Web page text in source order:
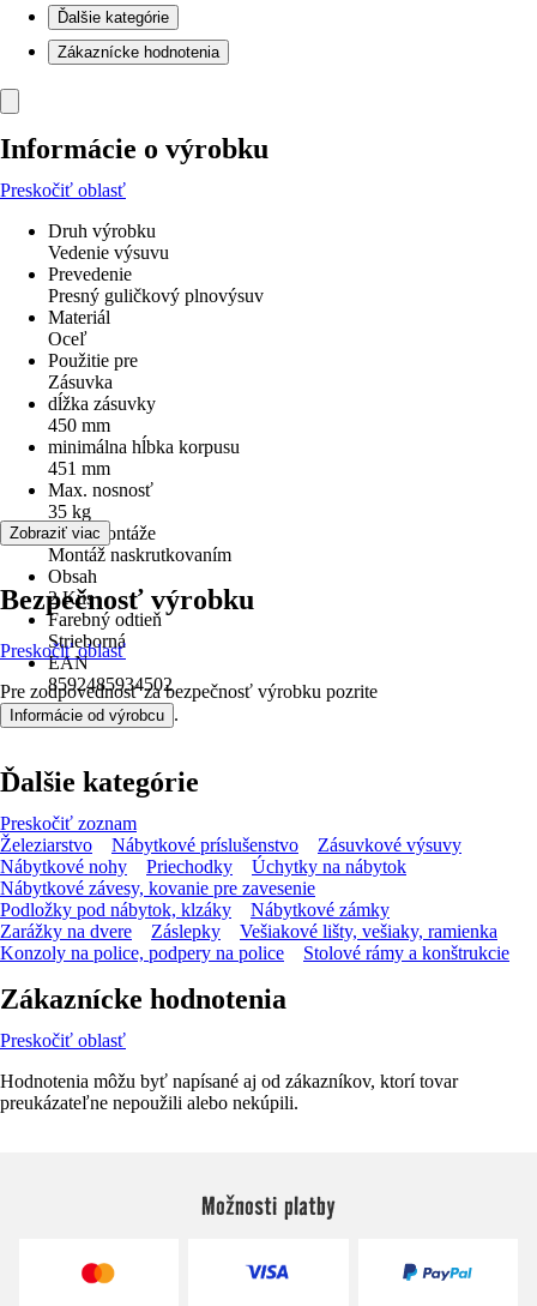
Ďalšie kategórie
Zákaznícke hodnotenia
Informácie o výrobku
Preskočiť oblasť
Druh výrobku
Vedenie výsuvu
Prevedenie
Presný guličkový plnovýsuv
Materiál
Oceľ
Použitie pre
Zásuvka
dĺžka zásuvky
450 mm
minimálna hĺbka korpusu
451 mm
Max. nosnosť
35 kg
Druh montáže
Montáž naskrutkovaním
Obsah
2 Kus
Farebný odtieň
Strieborná
EAN
8592485934502
Zobraziť viac
Bezpečnosť výrobku
Preskočiť oblasť
Pre zodpovednosť za bezpečnosť výrobku pozrite
Informácie od výrobcu .
Ďalšie kategórie
Preskočiť zoznam
Železiarstvo
Nábytkové príslušenstvo
Zásuvkové výsuvy
Nábytkové nohy
Priechodky
Úchytky na nábytok
Nábytkové závesy, kovanie pre zavesenie
Podložky pod nábytok, klzáky
Nábytkové zámky
Zarážky na dvere
Záslepky
Vešiakové lišty, vešiaky, ramienka
Konzoly na police, podpery na police
Stolové rámy a konštrukcie
Zákaznícke hodnotenia
Preskočiť oblasť
Hodnotenia môžu byť napísané aj od zákazníkov, ktorí tovar
preukázateľne nepoužili alebo nekúpili.
Možnosti platby